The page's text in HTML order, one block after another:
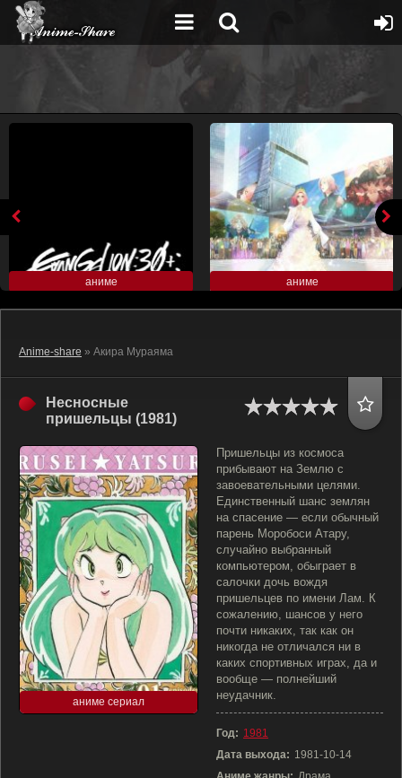
аниме аниме
Anime-share » Акира Мураяма
Несносные
пришельцы (1981)
аниме сериал
Пришельцы из космоса
прибывают на Землю с
завоевательными целями.
Единственный шанс землян
на спасение — если обычный
парень Моробоси Атару,
случайно выбранный
компьютером, обыграет в
салочки дочь вождя
пришельцев по имени Лам. К
сожалению, шансов у него
почти никаких, так как он
никогда не отличался ни в
каких спортивных играх, да и
вообще — полнейший
неудачник.
Год: 1981
Дата выхода: 1981-10-14